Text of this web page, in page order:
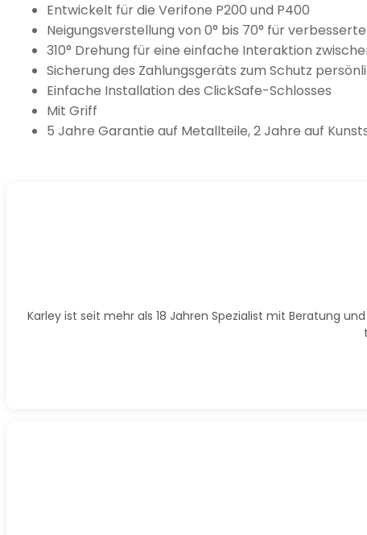
Entwickelt für die Verifone P200 und P400
Neigungsverstellung von 0° bis 70° für
310° Drehung für eine einfache Interaktion
Sicherung des Zahlungsgeräts zum Schutz
Einfache Installation des ClickSafe-Schlosses
Mit Griff
5 Jahre Garantie auf Metallteile, 2 Jahre auf
Karley ist seit mehr als 18 Jahren Spezialist mit Beratung